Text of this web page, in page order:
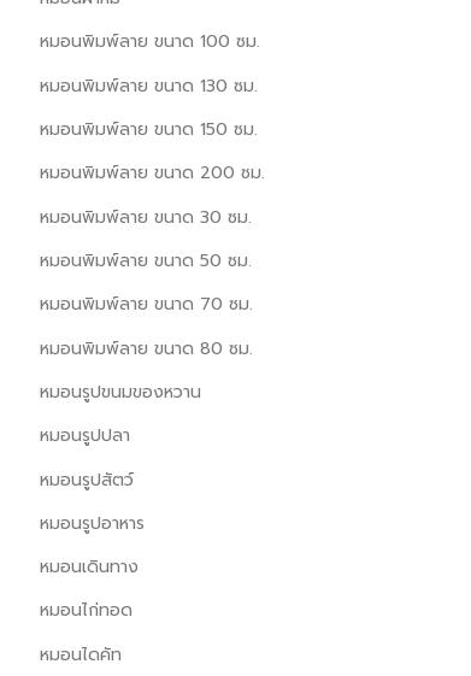
หมอนพิมพ์ลาย ขนาด 100 ซม.
หมอนพิมพ์ลาย ขนาด 130 ซม.
หมอนพิมพ์ลาย ขนาด 150 ซม.
หมอนพิมพ์ลาย ขนาด 200 ซม.
หมอนพิมพ์ลาย ขนาด 30 ซม.
หมอนพิมพ์ลาย ขนาด 50 ซม.
หมอนพิมพ์ลาย ขนาด 70 ซม.
หมอนพิมพ์ลาย ขนาด 80 ซม.
หมอนรูปขนมของหวาน
หมอนรูปปลา
หมอนรูปสัตว์
หมอนรูปอาหาร
หมอนเดินทาง
หมอนไก่ทอด
หมอนไดคัท